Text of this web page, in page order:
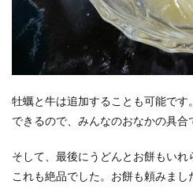
牡蠣と牛は追加することも可能で
できるので、みんなのおなかの具合
そして、最後にうどんとお餅もいれ
これも絶品でした。お餅も頼みまし